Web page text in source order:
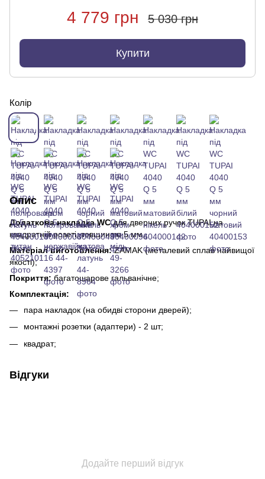
4 779 грн 5 030 грн
Купити
Колір
Опис
Додаткова накладка WCдля дверних ручок TUPAI на
квадратній розеті, товщиною 5 мм.
Матеріал виготовлення:ZAMAK (металевий сплав найвищої
якості);
Покриття: багатошарове гальванічне;
Комплектація:
пара накладок (на обидві сторони дверей);
монтажні розетки (адаптери) - 2 шт;
квадрат;
Відгуки
Додайте перший відгук